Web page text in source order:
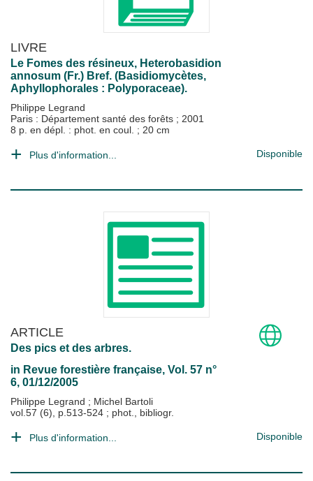
LIVRE
Le Fomes des résineux, Heterobasidion
annosum (Fr.) Bref. (Basidiomycètes,
Aphyllophorales : Polyporaceae).
Philippe Legrand
Paris : Département santé des forêts ; 2001
8 p. en dépl. : phot. en coul. ; 20 cm
Plus d'information... Disponible
ARTICLE
Des pics et des arbres.
in Revue forestière française, Vol. 57 n°
6, 01/12/2005
Philippe Legrand ; Michel Bartoli
vol.57 (6), p.513-524 ; phot., bibliogr.
Plus d'information... Disponible